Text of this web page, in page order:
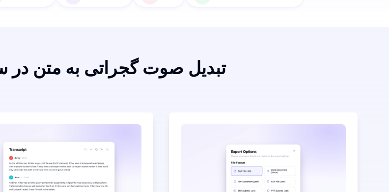
تبدیل صوت گجراتی به متن در